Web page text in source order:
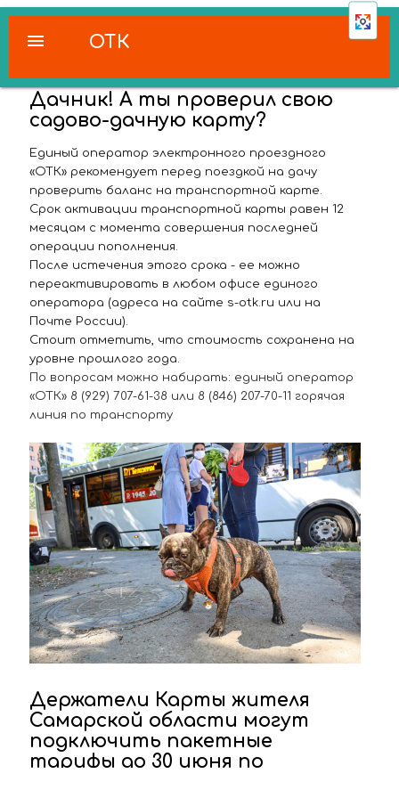
ОТК
menu
Дачник! А ты проверил свою
садово-дачную карту?
Единый оператор электронного проездного
«ОТК» рекомендует перед поездкой на дачу
проверить баланс на транспортной карте.
Срок активации транспортной карты равен 12
месяцам с момента совершения последней
операции пополнения.
После истечения этого срока - ее можно
переактивировать в любом офисе единого
оператора (адреса на сайте s-otk.ru или на
Почте России).
Стоит отметить, что стоимость сохранена на
уровне прошлого года.
По вопросам можно набирать: единый оператор
«ОТК» 8 (929) 707-61-38 или 8 (846) 207-70-11 горячая
линия по транспорту
Держатели Карты жителя
Самарской области могут
подключить пакетные
тарифы до 30 июня по